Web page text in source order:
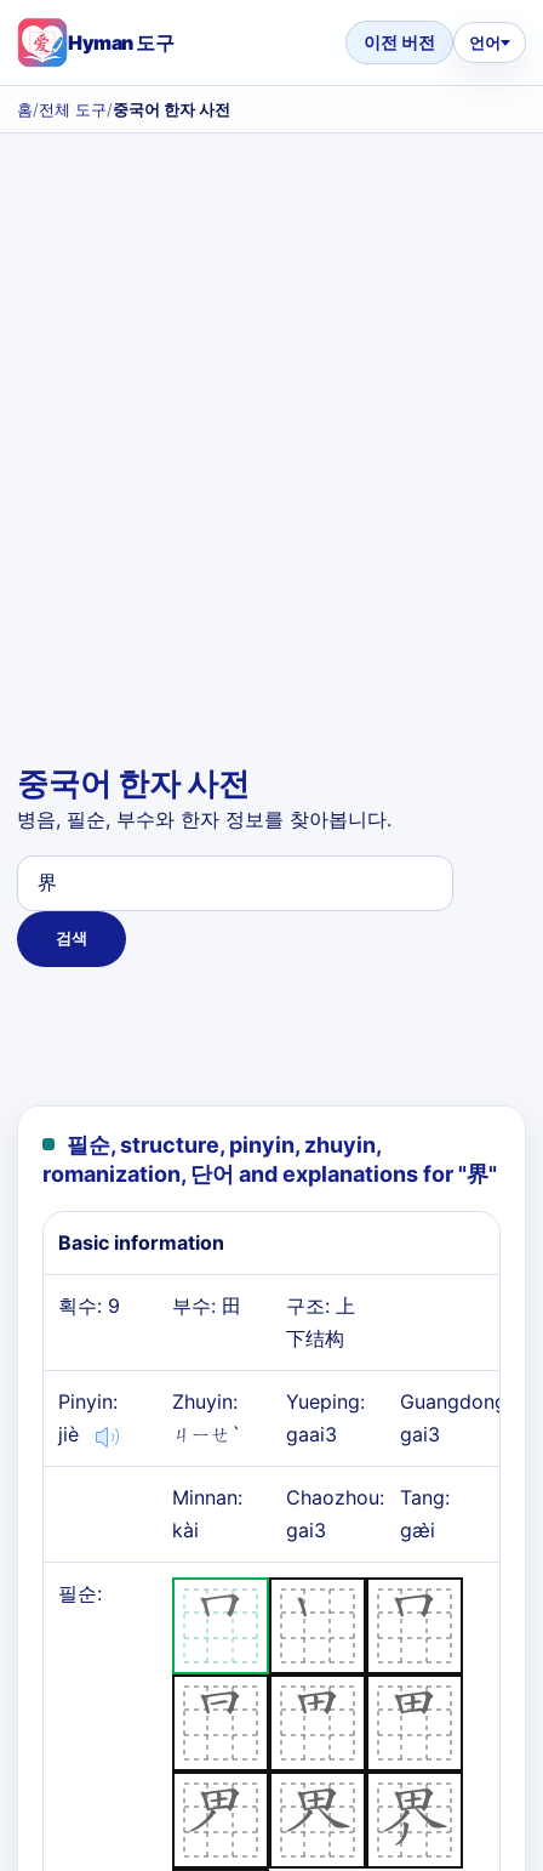
Hyman 도구 이전 버전 언어
홈/전체 도구/중국어 한자 사전
중국어 한자 사전
병음, 필순, 부수와 한자 정보를 찾아봅니다.
검색
필순, structure, pinyin, zhuyin,
romanization, 단어 and explanations for "界"
Basic information
획수: 9 부수: 田
구조: 上
下结构
Pinyin:
jiè
Zhuyin:
ㄐㄧㄝˋ
Yueping:
gaai3
Guangdong:
gai3
Minnan:
kài
Chaozhou:
gai3
Tang:
gæ̀i
필순: